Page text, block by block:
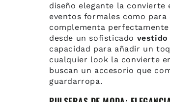
diseño elegante la
eventos formales como
complementa
desde un sofisticado vestido
capacidad para añadir un
cualquier look la convierte
buscan un accesorio que
guardarropa.